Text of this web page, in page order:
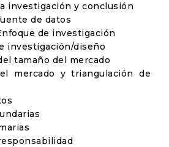
investigación y conclusión
de datos
de investigación
investigación/diseño
tamaño del mercado
mercado y triangulación de